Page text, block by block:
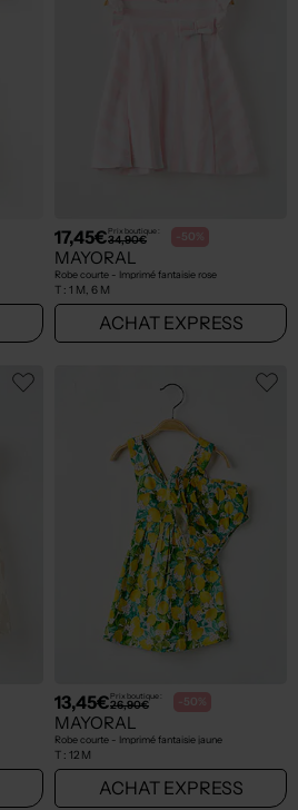
17,45€Prix boutique :
34,90€ -50%
MAYORAL
Robe courte - Imprimé fantaisie rose
T : 1 M, 6 M
ACHAT EXPRESS
13,45€Prix boutique :
26,90€ -50%
MAYORAL
Robe courte - Imprimé fantaisie jaune
T : 12 M
ACHAT EXPRESS